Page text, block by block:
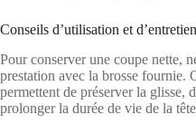
Conseils d’utilisation et d’entretien
Pour conserver une coupe nette,
prestation avec la brosse fournie.
permettent de préserver la glisse,
prolonger la durée de vie de la